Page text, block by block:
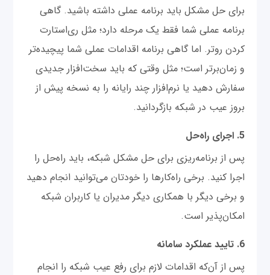
برای حل مشکل باید برنامه عملی داشته باشید. گاهی
برنامه عملی شما فقط یک مرحله دارد؛ مثل ری‌استارت
کردن روتر. اما گاهی برنامه‌ اقدامات عملی شما پیچیده‌تر
و زمان‌برتر است؛ مثل وقتی که باید سخت‌افزار جدیدی
سفارش دهید یا نرم‌افزار چند رایانه را به نسخه پیش از
بروز عیب در شبکه بازگردانید.
5. اجرای راه‌حل
پس از برنامه‌ریزی برای حل مشکل شبکه، باید راه‌حل را
اجرا کنید. برخی راه‌کارها را خودتان می‌توانید انجام دهید
و برخی دیگر با همکاری دیگر مدیران یا کاربران شبکه
امکان‌پذیر است.
6. تایید عملکرد سامانه
پس از آن‌که اقدامات لازم برای رفع عیب شبکه را انجام